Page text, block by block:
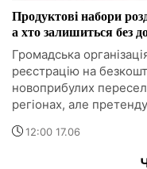
Продуктові набори
а хто залишиться без
Громадська
реєстрацію на
новоприбулих
регіонах, але
12:00 17.06